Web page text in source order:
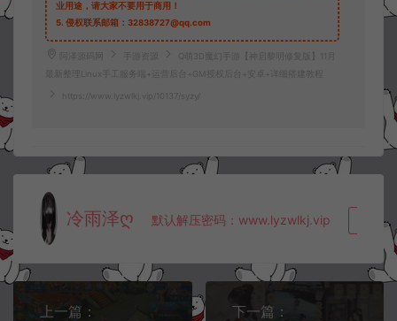
业用途，请大家不要用于商用！
5. 侵权联系邮箱：32838727@qq.com
阿泽源码网 手游资源
Q萌3D魔幻手游【神启黎明修复版】11月
最新整理Linux手工服务端+运营后台+GM授权后台+安卓+详细搭建教程
https://www.lyzwlkj.vip/10137/syzy/
冷雨泽ღ 默认解压密码：www.lyzwlkj.vip 复
上一篇：
下一篇：